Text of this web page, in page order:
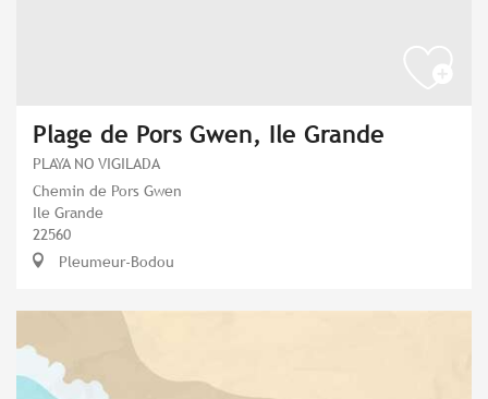
Plage de Pors Gwen, Ile Grande
PLAYA NO VIGILADA
Chemin de Pors Gwen
Ile Grande
22560
Pleumeur-Bodou